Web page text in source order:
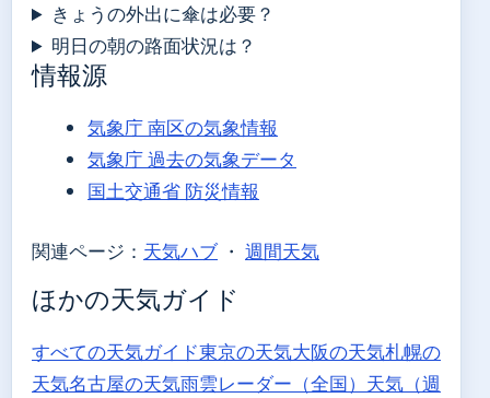
きょうの外出に傘は必要？
明日の朝の路面状況は？
情報源
気象庁 南区の気象情報
気象庁 過去の気象データ
国土交通省 防災情報
関連ページ： 天気ハブ・ 週間天気
ほかの天気ガイド
すべての天気ガイド東京の天気大阪の天気札幌の
天気名古屋の天気雨雲レーダー（全国） 天気（週